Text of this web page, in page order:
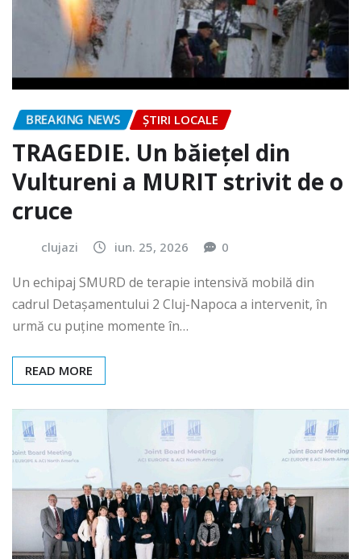
BREAKING NEWS ȘTIRI LOCALE
TRAGEDIE. Un băiețel din
Vultureni a MURIT strivit de o
cruce
clujazi iun. 25, 2026 0
Un echipaj SMURD de terapie intensivă mobilă din
cadrul Detașamentului 2 Cluj-Napoca a intervenit, în
urmă cu puține momente în…
READ MORE